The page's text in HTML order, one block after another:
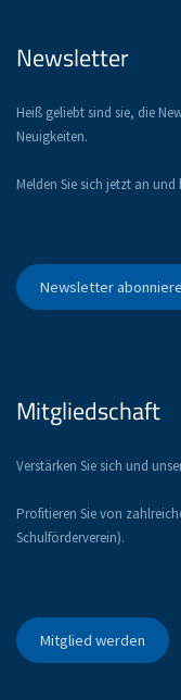
Newsletter
Heiß geliebt sind sie, die
Neuigkeiten.
Melden Sie sich jetzt an
Newsletter
Mitgliedschaft
Verstärken Sie sich und
Profitieren Sie von
Schulförderverein).
Mitglied werden